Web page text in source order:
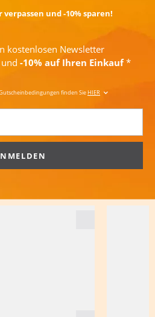
und -10% sparen!
kostenlosen Newsletter
-10% auf Ihren Einkauf*
finden SieHIER